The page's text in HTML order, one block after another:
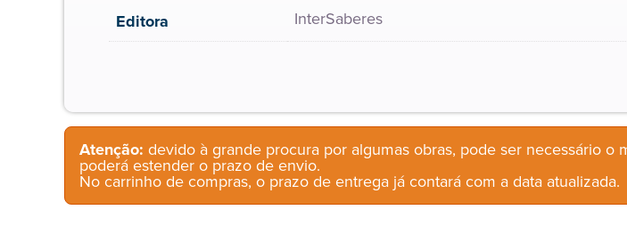
Editora InterSaberes
Atenção: devido à grande procura por algumas obras, pode ser necessário
poderá estender o prazo de envio.
No carrinho de compras, o prazo de entrega já contará com a data atualizada.